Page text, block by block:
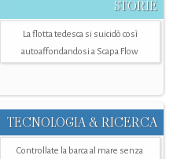
STORIE
La flotta tedesca si suicidò così
autoaffondandosi a Scapa Flow
TECNOLOGIA & RICERCA
Controllate la barca al mare senza